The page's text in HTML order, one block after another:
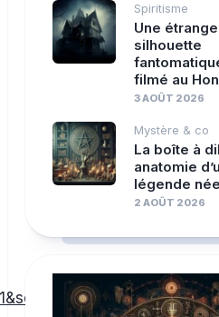
Spiritisme
Une étrange
silhouette
filmé au
3 AOÛT 2026
Mystère & co
La boîte à
anatomie
légende
2 AOÛT 2026